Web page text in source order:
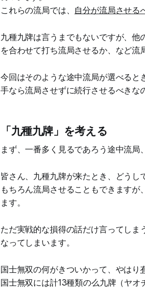
これらの流局では、 自分が流局させる
九種九牌は言うまでもないですが、
を合わせて打ち流局させるか、など流
今回はそのような途中流局が選べると
手なら流局させずに続行させるべきな
「九種九牌」を考える
まず、一番多く見るであろう途中流局
皆さん、九種九牌が来たとき、どうし
もちろん流局させることもできます
ます。
ただ実戦的な損得の話だけ言ってし
なってしまいます。
国士無双の何がきついかって、やはり
国士無双には計13種類の么九牌（ヤ